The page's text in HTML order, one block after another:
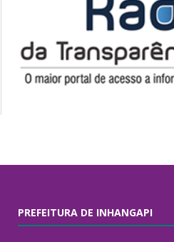
PREFEITURA DE INHANGAPI